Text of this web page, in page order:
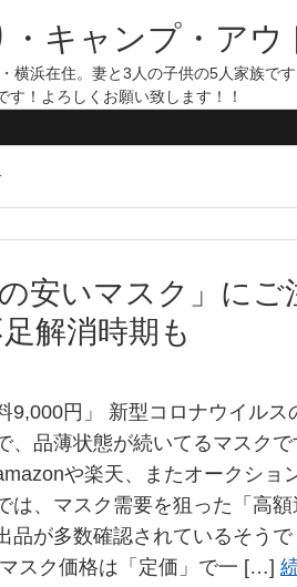
キャンプ・アウ
横浜在住。妻と3人の子供の5人家族で
！よろしくお願い致します！！
安いマスク」にご
解消時期も
9,000円」 新型コロナウイルス
、品薄状態が続いてるマスクで
や楽天、またオークショ
は、マスク需要を狙った「高額
品が多数確認されているそうで
スク価格は「定価」で一 […]